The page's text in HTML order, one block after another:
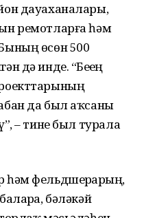
дауаханалары,
ремотларға һәм
өсөн 500
дә инде. “Беҙҙең
да был аҡсаны
– тине был турала
фельдшерҙарҙың,
бәләкәй